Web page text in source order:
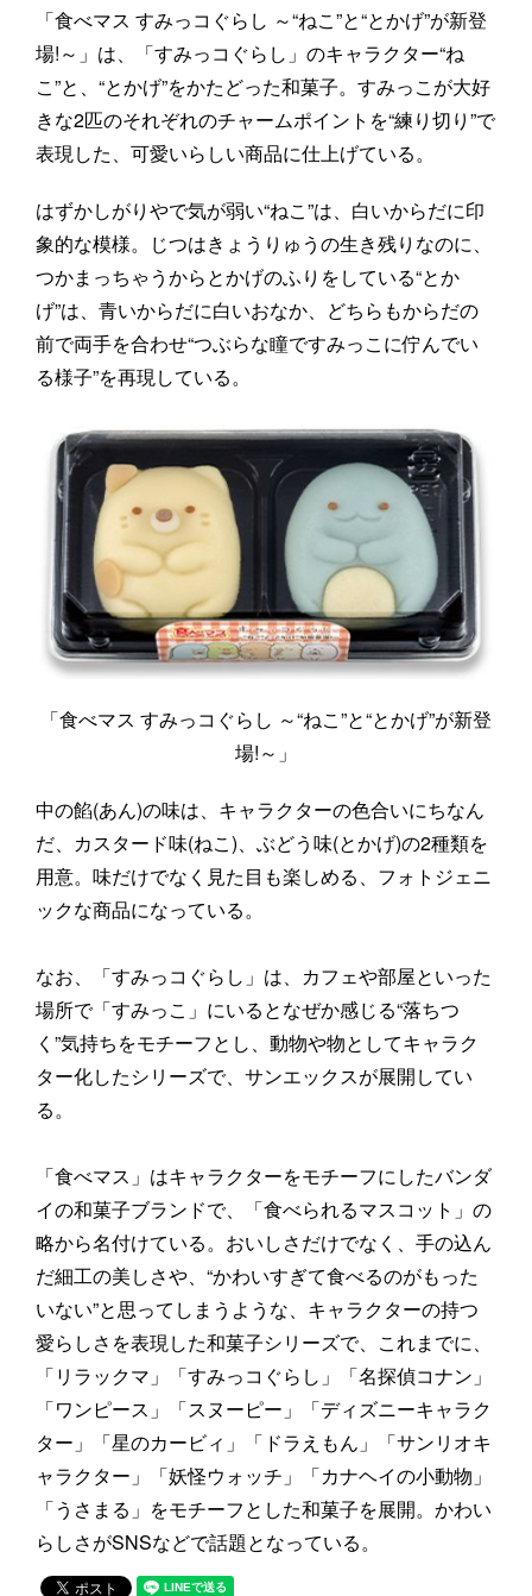
「食べマス すみっコぐらし ～“ねこ”と“とかげ”が新登
場!～」は、「すみっコぐらし」のキャラクター“ね
こ”と、“とかげ”をかたどった和菓子。すみっこが大好
きな2匹のそれぞれのチャームポイントを“練り切り”で
表現した、可愛いらしい商品に仕上げている。
はずかしがりやで気が弱い“ねこ”は、白いからだに印
象的な模様。じつはきょうりゅうの生き残りなのに、
つかまっちゃうからとかげのふりをしている“とか
げ”は、青いからだに白いおなか、どちらもからだの
前で両手を合わせ“つぶらな瞳ですみっこに佇んでい
る様子”を再現している。
「食べマス すみっコぐらし ～“ねこ”と“とかげ”が新登
場!～」
中の餡(あん)の味は、キャラクターの色合いにちなん
だ、カスタード味(ねこ)、ぶどう味(とかげ)の2種類を
用意。味だけでなく見た目も楽しめる、フォトジェニ
ックな商品になっている。
なお、「すみっコぐらし」は、カフェや部屋といった
場所で「すみっこ」にいるとなぜか感じる“落ちつ
く”気持ちをモチーフとし、動物や物としてキャラク
ター化したシリーズで、サンエックスが展開してい
る。
「食べマス」はキャラクターをモチーフにしたバンダ
イの和菓子ブランドで、「食べられるマスコット」の
略から名付けている。おいしさだけでなく、手の込ん
だ細工の美しさや、“かわいすぎて食べるのがもった
いない”と思ってしまうような、キャラクターの持つ
愛らしさを表現した和菓子シリーズで、これまでに、
「リラックマ」「すみっコぐらし」「名探偵コナン」
「ワンピース」「スヌーピー」「ディズニーキャラク
ター」「星のカービィ」「ドラえもん」「サンリオキ
ャラクター」「妖怪ウォッチ」「カナヘイの小動物」
「うさまる」をモチーフとした和菓子を展開。かわい
らしさがSNSなどで話題となっている。